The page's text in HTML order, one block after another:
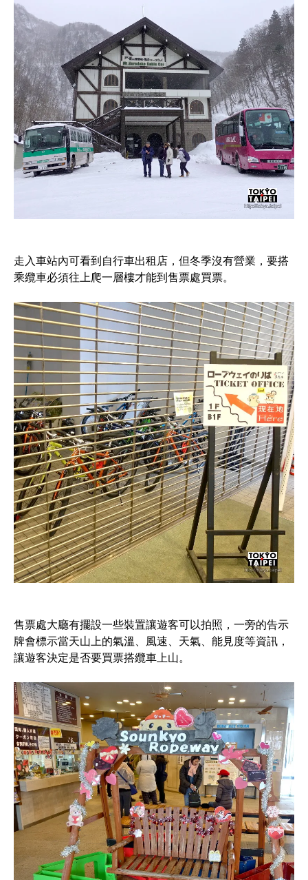
走入車站內可看到自行車出租店，但冬季沒有營業，要搭
乘纜車必須往上爬一層樓才能到售票處買票。
售票處大廳有擺設一些裝置讓遊客可以拍照，一旁的告示
牌會標示當天山上的氣溫、風速、天氣、能見度等資訊，
讓遊客決定是否要買票搭纜車上山。